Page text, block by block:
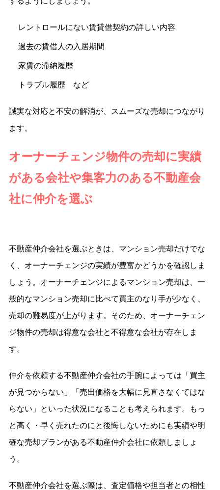
レントロールにない賃貸借契約の詳しい内容
過去の賃借人の入居期間
家賃の滞納履歴
トラブル履歴 など
誠実な対応と不安の解消が、スムーズな売却につながり
ます。
オーナーチェンジ物件の売却に実績
がある会社や集客力のある不動産会
社に仲介を選ぶ
不動産仲介会社を選ぶときは、マンション売却だけでな
く、オーナーチェンジの実績が豊富かどうかを確認しま
しょう。オーナーチェンジによるマンション売却は、一
般的なマンション売却に比べて買主のなり手が少なく、
売却の難易度が上がります。そのため、オーナーチェン
ジ物件の売却は得意な会社と不得意な会社が存在しま
す。
仲介を依頼する不動産仲介会社の手腕によっては「買主
が見つからない」「売出価格を大幅に見直さなくてはな
らない」といった状況になることも考えられます。もっ
と高く・早く売れたのにと後悔しないためにも実績や明
確な売却プランがある不動産仲介会社に依頼しましょ
う。
不動産仲介会社を選ぶ際は、査定価格や担当者との相性